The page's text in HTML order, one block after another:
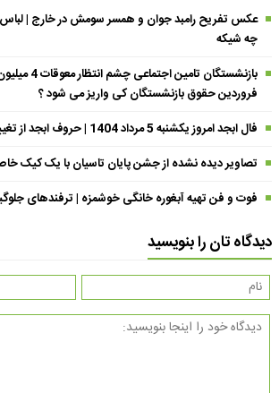
عکس تفریح رامبد جوان و همسر سومش در خارج | لباس
چه شیکه
بازنشستگان
فروردین حقوق بازنشستگان کی واریز می شود ؟
فال ابجد امروز یکشنبه 5 مرداد 1404 | حروف ابجد از تغییرات مثبت خبر می‌دهند !
تصاویر دیده نشده از جشن پایان تاسیان با یک کیک
فوت و فن تهیه آبغوره خانگی خوشمزه | ترفندهای
دیدگاه تان را بنویسید